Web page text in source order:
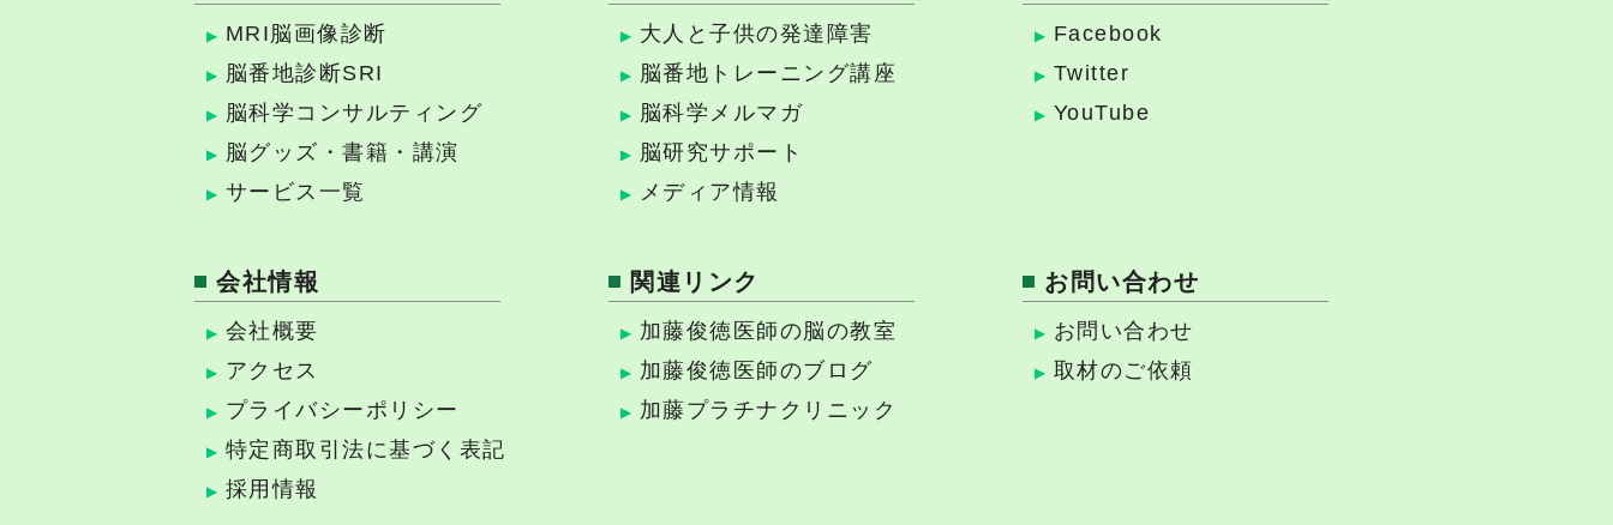
MRI脳画像診断
脳番地診断SRI
脳科学コンサルティング
脳グッズ・書籍・講演
サービス一覧
大人と子供の発達障害
脳番地トレーニング講座
脳科学メルマガ
脳研究サポート
メディア情報
Facebook
Twitter
YouTube
会社情報
会社概要
アクセス
プライバシーポリシー
特定商取引法に基づく表記
採用情報
関連リンク
加藤俊徳医師の脳の教室
加藤俊徳医師のブログ
加藤プラチナクリニック
お問い合わせ
お問い合わせ
取材のご依頼